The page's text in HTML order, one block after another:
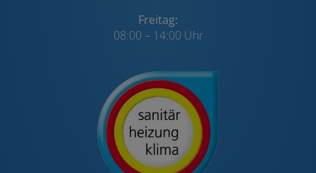
Freitag:
08:00 – 14:00 Uhr